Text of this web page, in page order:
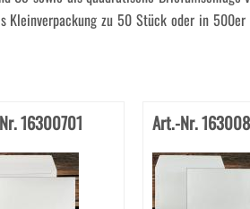
Kleinverpackung zu 50 Stück oder in
16300701 Art.-Nr.